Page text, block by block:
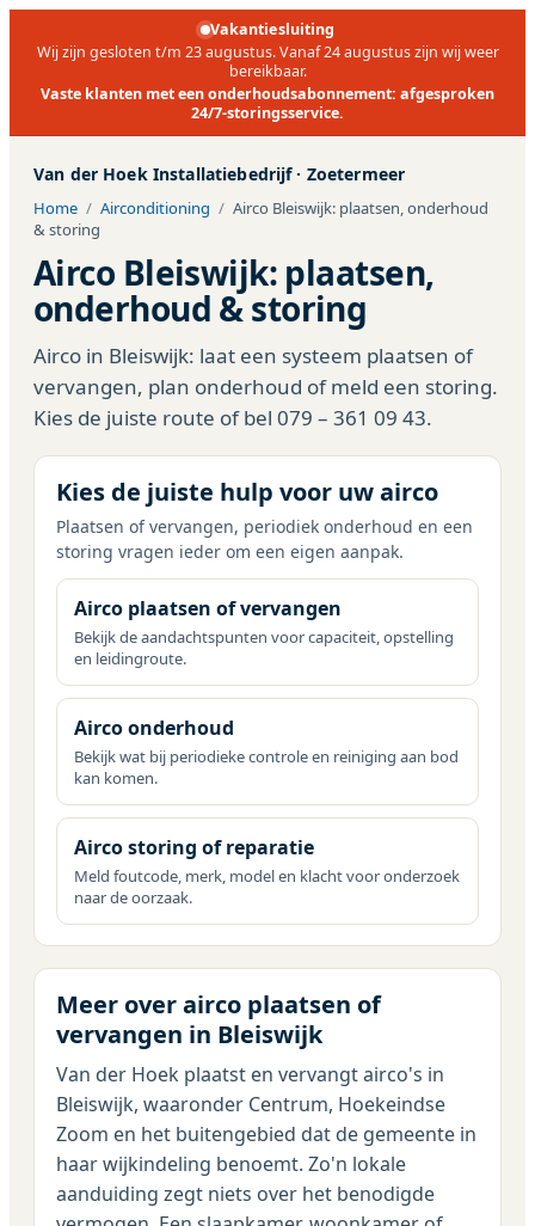
Vakantiesluiting
Wij zijn gesloten t/m 23 augustus. Vanaf 24 augustus zijn wij weer
bereikbaar.
Vaste klanten met een onderhoudsabonnement: afgesproken
24/7-storingsservice.
Van der Hoek Installatiebedrijf· Zoetermeer
Home / Airconditioning / Airco Bleiswijk: plaatsen, onderhoud
& storing
Airco Bleiswijk: plaatsen,
onderhoud & storing
Airco in Bleiswijk: laat een systeem plaatsen of
vervangen, plan onderhoud of meld een storing.
Kies de juiste route of bel 079 – 361 09 43.
Kies de juiste hulp voor uw airco
Plaatsen of vervangen, periodiek onderhoud en een
storing vragen ieder om een eigen aanpak.
Airco plaatsen of vervangen
Bekijk de aandachtspunten voor capaciteit, opstelling
en leidingroute.
Airco onderhoud
Bekijk wat bij periodieke controle en reiniging aan bod
kan komen.
Airco storing of reparatie
Meld foutcode, merk, model en klacht voor onderzoek
naar de oorzaak.
Meer over airco plaatsen of
vervangen in Bleiswijk
Van der Hoek plaatst en vervangt airco's in
Bleiswijk, waaronder Centrum, Hoekeindse
Zoom en het buitengebied dat de gemeente in
haar wijkindeling benoemt. Zo'n lokale
aanduiding zegt niets over het benodigde